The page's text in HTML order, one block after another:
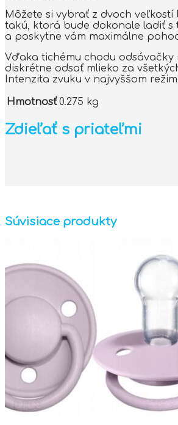
Môžete si vybrať z dvoch veľkostí
takú, ktorá bude dokonale ladiť s
a poskytne vám maximálne
Vďaka tichému chodu odsávačky
diskrétne odsať mlieko za
Intenzita zvuku v najvyššom
Hmotnosť 0.275 kg
Zdieľať s priateľmi
Súvisiace produkty